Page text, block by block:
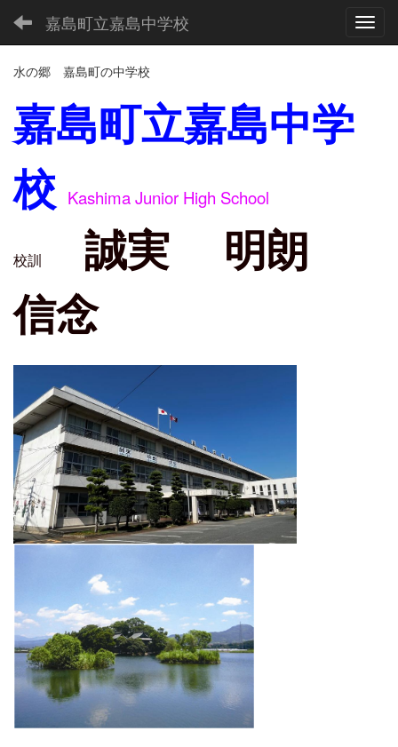
嘉島町立嘉島中学校
水の郷 嘉島町の中学校
嘉島町立嘉島中学
校 Kashima Junior High School
校訓
誠実 明朗
信念